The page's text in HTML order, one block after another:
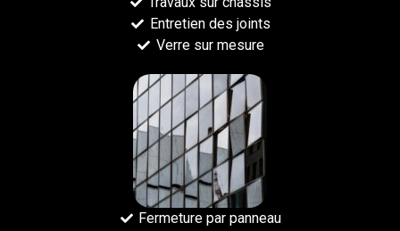
Entretien des joints
Verre sur mesure
Fermeture par panneau